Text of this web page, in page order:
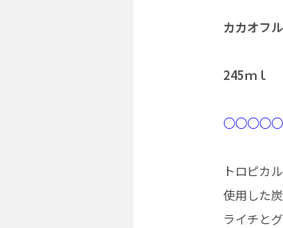
カカオフ
245ｍｌ
トロピカ
使用した炭
ライチと